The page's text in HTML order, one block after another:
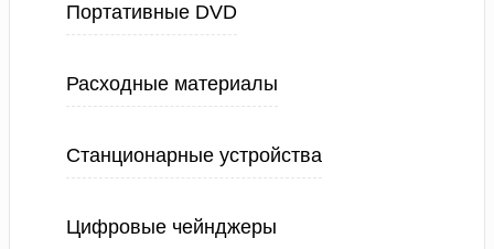
Портативные DVD
Расходные материалы
Станционарные устройства
Цифровые чейнджеры